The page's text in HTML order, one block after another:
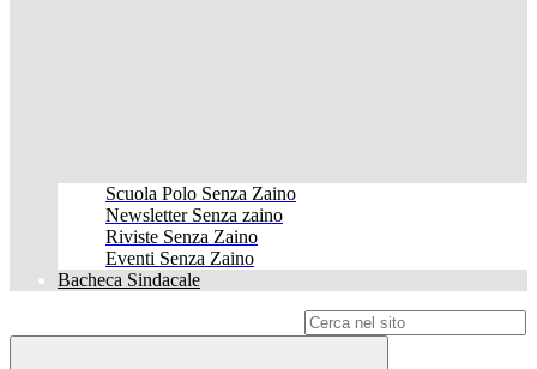
Scuola Polo Senza Zaino
Newsletter Senza zaino
Riviste Senza Zaino
Eventi Senza Zaino
Bacheca Sindacale